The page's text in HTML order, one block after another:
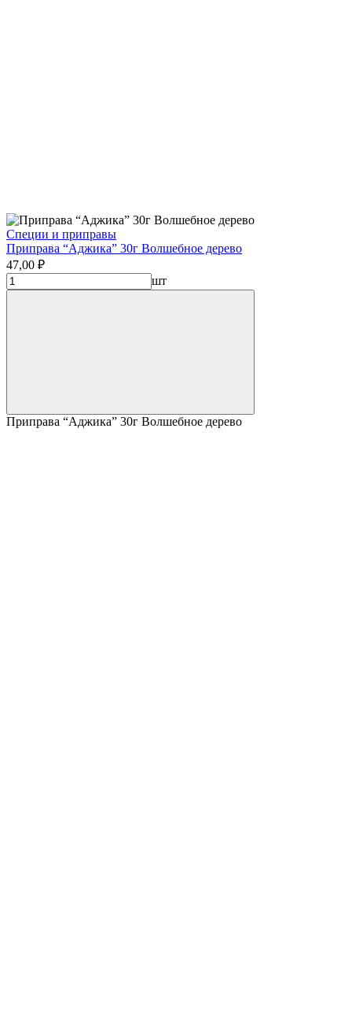
Специи и приправы
Приправа “Аджика” 30г Волшебное дерево
47,00 ₽
шт
Приправа “Аджика” 30г Волшебное дерево